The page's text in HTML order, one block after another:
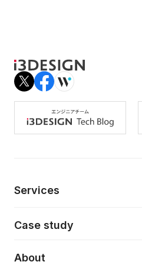
Services
AI駆動開発支援
デジタルプロダクトデザイン
Case study
About